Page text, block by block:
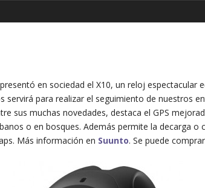
presentó en sociedad el X10, un reloj espectacular
servirá para realizar el seguimiento de nuestros
sus muchas novedades, destaca el GPS
o en bosques. Además permite la decarga o
Más información en Suunto. Se puede